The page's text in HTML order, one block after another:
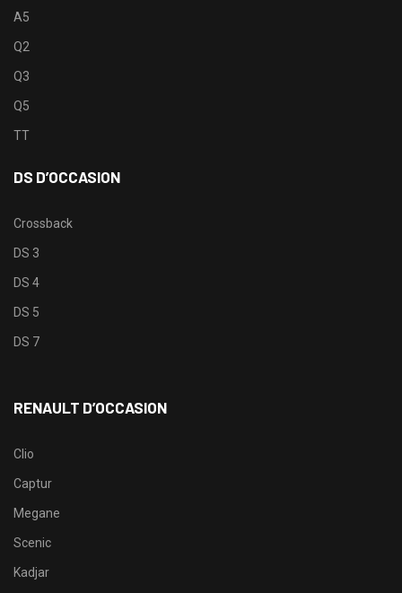
A5
Q2
Q3
Q5
TT
DS D’OCCASION
Crossback
DS 3
DS 4
DS 5
DS 7
RENAULT D’OCCASION
Clio
Captur
Megane
Scenic
Kadjar